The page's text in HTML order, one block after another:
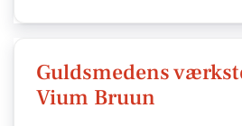
Guldsmedens
Vium Bruun